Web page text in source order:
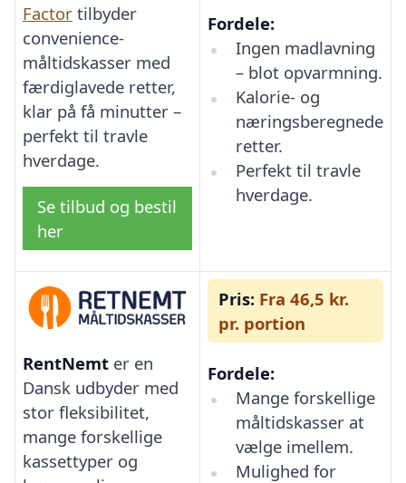
Factor tilbyder
convenience-
måltidskasser med
færdiglavede retter,
klar på få minutter –
perfekt til travle
hverdage.
Se tilbud og bestil
her
Fordele:
Ingen madlavning
– blot opvarmning.
Kalorie- og
næringsberegnede
retter.
Perfekt til travle
hverdage.
RentNemt er en
Dansk udbyder med
stor fleksibilitet,
mange forskellige
kassettyper og
Pris: Fra 46,5 kr.
pr. portion
Fordele:
Mange forskellige
måltidskasser at
vælge imellem.
Mulighed for